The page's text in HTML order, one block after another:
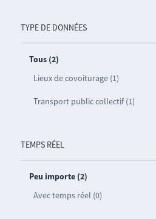
TYPE DE DONNÉES
Tous (2)
Lieux de covoiturage (1)
Transport public collectif (1)
TEMPS RÉEL
Peu importe (2)
Avec temps réel (0)